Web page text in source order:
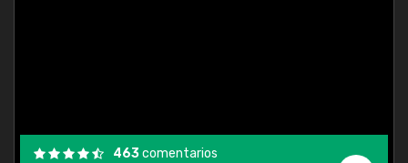
463comentarios